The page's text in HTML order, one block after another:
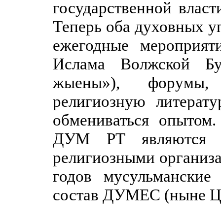
государственной
Теперь оба духовных
ежегодные
Ислама Волжской
жыены»), форумы,
религиозную
обмениваться
ДУМ РТ являются
религиозными
годов
состав ДУМЕС (ныне